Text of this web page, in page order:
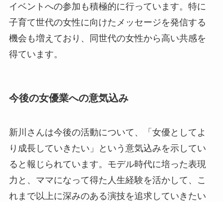
イベントへの参加も積極的に行っています。特に
子育て世代の女性に向けたメッセージを発信する
機会も増えており、同世代の女性から高い共感を
得ています。
今後の女優業への意気込み
新川さんは今後の活動について、「女優としてよ
り成長していきたい」という意気込みを示してい
ると報じられています。モデル時代に培った表現
力と、ママになって得た人生経験を活かして、こ
れまで以上に深みのある演技を追求していきたい